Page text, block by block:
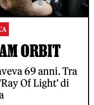
ORBIT
69 anni. Tra
Of Light' di